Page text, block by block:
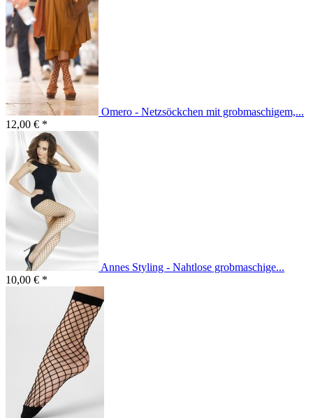
Omero - Netzsöckchen mit grobmaschigem,...
12,00 € *
Annes Styling - Nahtlose grobmaschige...
10,00 € *